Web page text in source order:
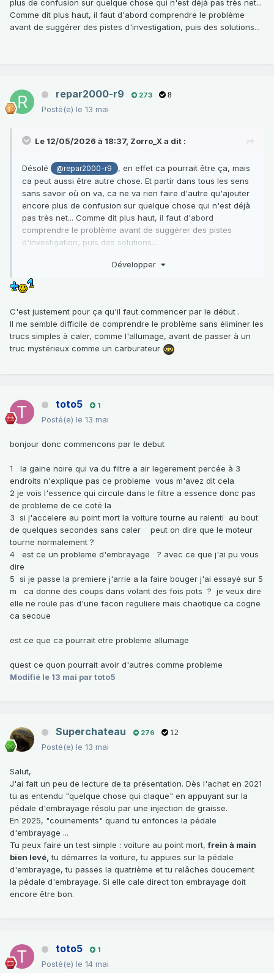
plus de confusion sur quelque chose qui n'est déjà pas très net...
Comme dit plus haut, il faut d'abord comprendre le problème
avant de suggérer des pistes d'investigation, puis des solutions...
repar2000-r9 273 8
Posté(e) le 13 mai
Le 12/05/2026 à 18:37, Zorro_Xa dit :
Désolé @repar2000-r9
, en effet ca pourrait être ça, mais
ca peut aussi être autre chose. Et partir dans tous les sens
sans savoir où on va, ca ne va rien faire d'autre qu'ajouter
encore plus de confusion sur quelque chose qui n'est déjà
pas très net... Comme dit plus haut, il faut d'abord
comprendre le problème avant de suggérer des pistes
d'investigation, puis des solutions...
Développer
C'est justement pour ça qu'il faut commencer par le début .
Il me semble difficile de comprendre le problème sans éliminer les
trucs simples à caler, comme l'allumage, avant de passer à un
truc mystérieux comme un carburateur
toto5 1
Posté(e) le 13 mai
bonjour donc commencons par le debut
1 la gaine noire qui va du filtre a air legerement percée à 3
endroits n'explique pas ce probleme vous m'avez dit cela
2 je vois l'essence qui circule dans le filtre a essence donc pas
de probleme de ce coté la
3 si j'accelere au point mort la voiture tourne au ralenti au bout
de quelques secondes sans caler peut on dire que le moteur
tourne normalement ?
4 est ce un probleme d'embrayage ? avec ce que j'ai pu vous
dire
5 si je passe la premiere j'arrie a la faire bouger j'ai essayé sur 5
m ca donne des coups dans volant des fois pots ? je veux dire
elle ne roule pas d'une facon reguliere mais chaotique ca cogne
ca secoue
est ce que ca pourrait etre probleme allumage
quest ce quon pourrait avoir d'autres comme probleme
Modifié le 13 mai par toto5
Superchateau 276 12
Posté(e) le 13 mai
Salut,
J'ai fait un peu de lecture de ta présentation. Dès l'achat en 2021
tu as entendu "quelque chose qui claque" en appuyant sur la
pédale d'embrayage résolu par une injection de graisse.
En 2025, "couinements" quand tu enfonces la pédale
d'embrayage ...
Tu peux faire un test simple : voiture au point mort,frein à main
bien levé, tu démarres la voiture, tu appuies sur la pédale
d'embrayage, tu passes la quatrième et tu relâches doucement
la pédale d'embrayage. Si elle cale direct ton embrayage doit
encore être bon.
toto5 1
Posté(e) le 14 mai